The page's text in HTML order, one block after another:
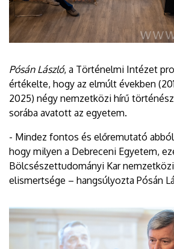
Pósán László, a Történelmi Intézet
értékelte, hogy az elmúlt években
2025) négy nemzetközi hírű
sorába avatott az egyetem.
- Mindez fontos és előremutató
hogy milyen a Debreceni Egyetem,
Bölcsészettudományi Kar
elismertsége – hangsúlyozta Pósán